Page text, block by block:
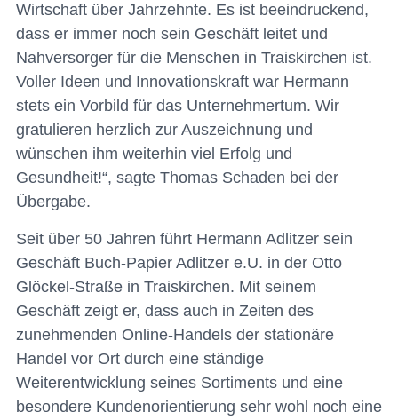
Wirtschaft über Jahrzehnte. Es ist beeindruckend,
dass er immer noch sein Geschäft leitet und
Nahversorger für die Menschen in Traiskirchen ist.
Voller Ideen und Innovationskraft war Hermann
stets ein Vorbild für das Unternehmertum. Wir
gratulieren herzlich zur Auszeichnung und
wünschen ihm weiterhin viel Erfolg und
Gesundheit!“, sagte Thomas Schaden bei der
Übergabe.
Seit über 50 Jahren führt Hermann Adlitzer sein
Geschäft Buch-Papier Adlitzer e.U. in der Otto
Glöckel-Straße in Traiskirchen. Mit seinem
Geschäft zeigt er, dass auch in Zeiten des
zunehmenden Online-Handels der stationäre
Handel vor Ort durch eine ständige
Weiterentwicklung seines Sortiments und eine
besondere Kundenorientierung sehr wohl noch eine